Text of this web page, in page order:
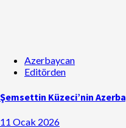
Azerbaycan
Editörden
Şemsettin Küzeci’nin
11 Ocak 2026